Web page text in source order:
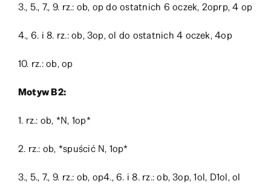
3., 5., 7., 9. rz.: ob, op do ostatnich 6 oczek, 2oprp, 4 op
4., 6. i 8. rz.: ob, 3op, ol do ostatnich 4 oczek, 4op
10. rz.: ob, op
Motyw B2:
1. rz.: ob, *N, 1op*
2. rz.: ob, *spuścić N, 1op*
3., 5., 7., 9. rz.: ob, op4., 6. i 8. rz.: ob, 3op, 1ol, D1ol, ol